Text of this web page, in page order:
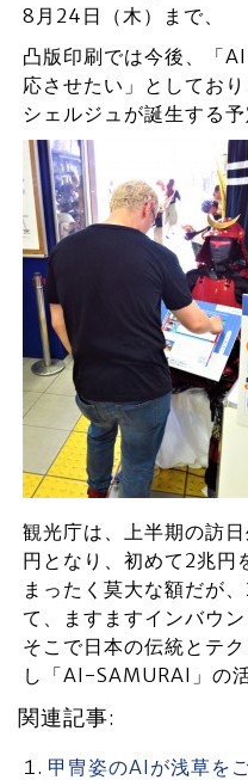
8月24日（木）まで、
凸版印刷では今後、「
応させたい」としてお
シェルジュが誕生する予
観光庁は、上半期の訪
円となり、初めて2兆円
まったく莫大な額だが
て、ますますインバウ
そこで日本の伝統とテ
し「AI-SAMURAI」の
関連記事:
甲冑姿のAIが浅草を